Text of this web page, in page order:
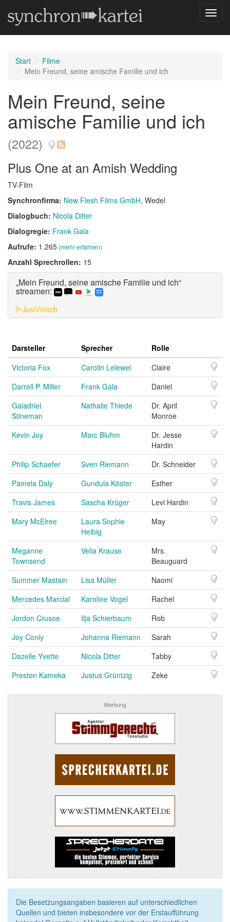
Start
Filme
Mein Freund, seine amische Familie und ich
Mein Freund, seine
amische Familie und ich
(2022)
Plus One at an Amish Wedding
TV-Film
Synchronfirma: New Flesh Films GmbH, Wedel
Dialogbuch: Nicola Ditter
Dialogregie: Frank Gala
Aufrufe: 1.265(mehr erfahren)
Anzahl Sprechrollen: 15
„Mein Freund, seine amische Familie und ich“
streamen:
Darsteller Sprecher
Rolle
Victoria Fox
Carolin Lelewel
Claire
Darrell P. Miller
Frank Gala
Daniel
Galadriel
Stineman
Nathalie Thiede
Dr. April
Monroe
Kevin Joy
Marc Bluhm
Dr. Jesse
Hardin
Philip Schaefer
Sven Riemann
Dr. Schneider
Pamela Daly
Gundula Köster
Esther
Travis James
Sascha Krüger
Levi Hardin
Mary McElree
Laura Sophie
Helbig
May
Meganne
Townsend
Velia Krause
Mrs.
Beauguard
Summer Mastain
Lisa Müller
Naomi
Mercedes Marcial
Karoline Vogel
Rachel
Jordon Crusoe
Ilja Schierbaum
Rob
Joy Conly
Johanna Riemann
Sarah
Dazelle Yvette
Nicola Ditter
Tabby
Preston Kameka
Justus Grüntzig Zeke
Werbung
Die Besetzungsangaben basieren auf unterschiedlichen
Quellen und bieten insbesondere vor der Erstaufführung